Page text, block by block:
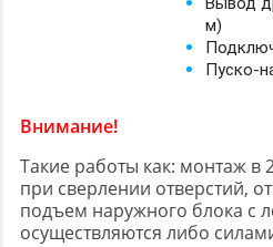
м)
Пуско-
Внимание!
Такие работы как: монтаж в
при сверлении отверстий,
подъем наружного блока с
осуществляются либо